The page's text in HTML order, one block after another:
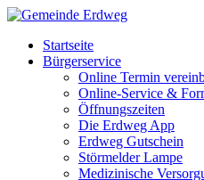
Startseite
Bürgerservice
Online Termin
Online-Service &
Öffnungszeiten
Die Erdweg App
Erdweg Gutschein
Störmelder Lampe
Medizinische